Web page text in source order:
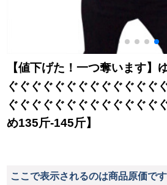
【値下げた！一つ奪います】
ぐぐぐぐぐぐぐぐぐぐぐぐぐ
ぐぐぐぐぐぐぐぐぐぐぐぐぐ
め135斤-145斤】
ここで表示されるのは商品原価で